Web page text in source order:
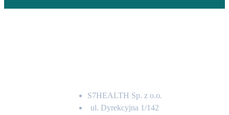
S7HEALTH Sp. z o.o.
ul. Dyrekcyjna 1/142